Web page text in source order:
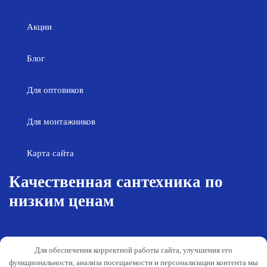
Акции
Блог
Для оптовиков
Для монтажников
Карта сайта
Качественная сантехника по
низким ценам
Гарантия и обслуживание
Для обеспечения корректной работы сайта, улучшения его
функциональности, анализа посещаемости и персонализации контента мы